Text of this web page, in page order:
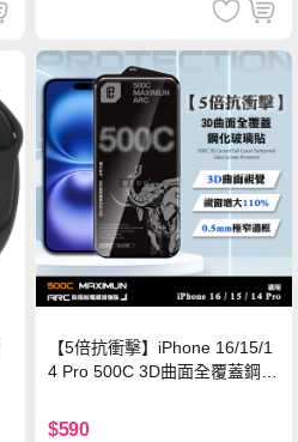
【5倍抗衝擊】iPhone 16/15/1
4 Pro 500C 3D曲面全覆蓋鋼化
保護貼
$590